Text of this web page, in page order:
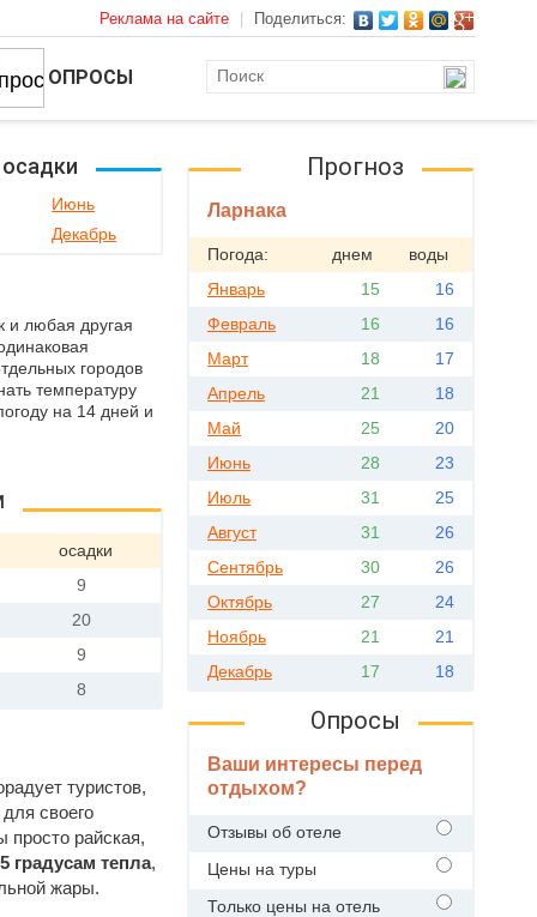
Реклама на сайте Поделиться:
ОПРОСЫ
Июнь
Декабрь
и любая другая
городов
температуру
на 14 дней и
осадки
9
20
9
8
туристов,
своего
просто райская,
градусам тепла,
жары.
Прогноз
Ларнака
Погода: днем
воды
Январь
15
16
Февраль
16
16
Март
18
17
Апрель
21
18
Май
25
20
Июнь
28
23
Июль
31
25
Август
31
26
Сентябрь
30
26
Октябрь
27
24
Ноябрь
21
21
Декабрь
17 18
Опросы
Ваши интересы перед
отдыхом?
Отзывы об отеле
Цены на туры
Только цены на отель